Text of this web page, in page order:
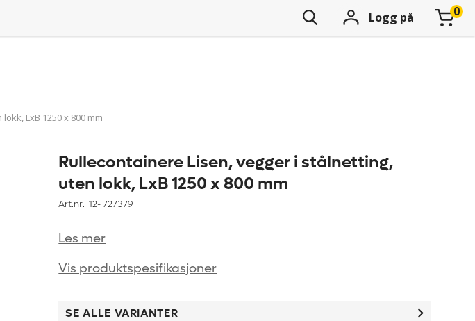
Logg på
LxB 1250 x 800 mm
Rullecontainere Lisen, vegger i stålnetting,
uten lokk, LxB 1250 x 800 mm
Art.nr. 12-727379
Les mer
Vis produktspesifikasjoner
SE ALLE VARIANTER